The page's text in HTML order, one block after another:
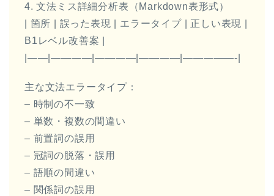
4. 文法ミス詳細分析表（Markdown表形式）
| 箇所 | 誤った表現 | エラータイプ | 正しい表現 |
B1レベル改善案 |
|——|————|————|————|—————-|
主な文法エラータイプ：
– 時制の不一致
– 単数・複数の間違い
– 前置詞の誤用
– 冠詞の脱落・誤用
– 語順の間違い
– 関係詞の誤用